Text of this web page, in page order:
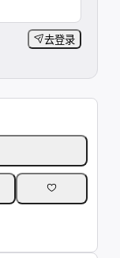
去登录